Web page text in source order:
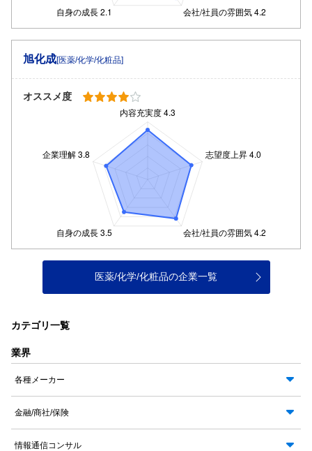
旭化成[医薬/化学/化粧品]
オススメ度
医薬/化学/化粧品の企業一覧
カテゴリ一覧
業界
各種メーカー
金融/商社/保険
情報通信コンサル